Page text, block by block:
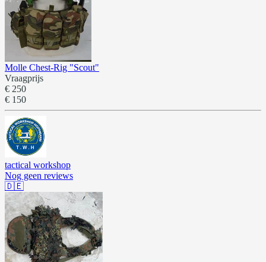
Molle Chest-Rig "Scout"
Vraagprijs
€ 250
€ 150
tactical workshop
Nog geen reviews
🇩🇪